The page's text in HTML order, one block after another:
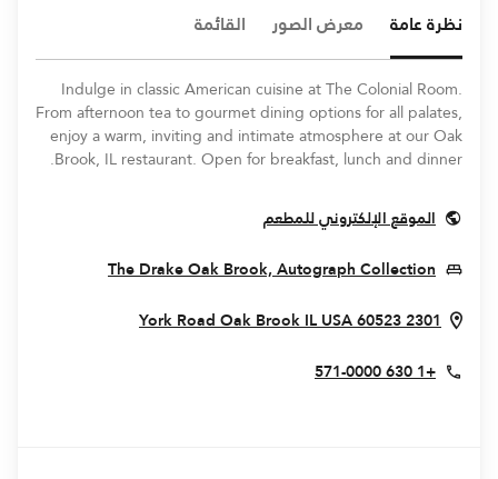
نظرة عامة معرض الصور القائمة
Indulge in classic American cuisine at The Colonial Room.
From afternoon tea to gourmet dining options for all palates,
enjoy a warm, inviting and intimate atmosphere at our Oak
Brook, IL restaurant. Open for breakfast, lunch and dinner.
الموقع الإلكتروني للمطعمOpens In New Window
The Drake Oak Brook, Autograph Collection
Window
2301 York Road
Oak BrookILUSA60523
In New Window
+1 630 571-0000